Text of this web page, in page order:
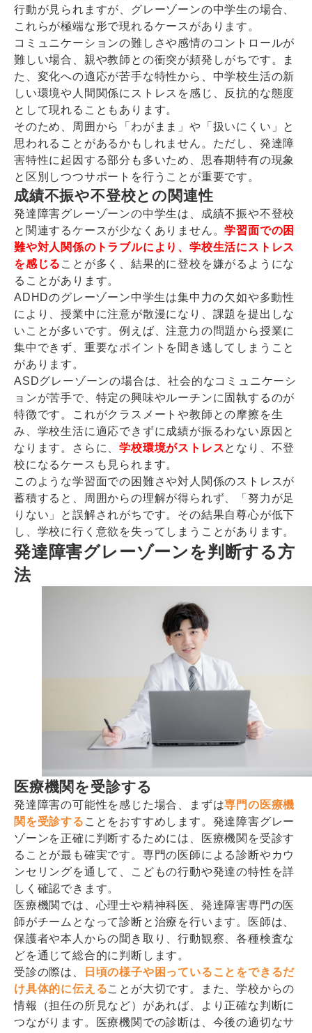
行動が見られますが、グレーゾーンの中学生の場合、
これらが極端な形で現れるケースがあります。
コミュニケーションの難しさや感情のコントロールが
難しい場合、親や教師との衝突が頻発しがちです。ま
た、変化への適応が苦手な特性から、中学校生活の新
しい環境や人間関係にストレスを感じ、反抗的な態度
として現れることもあります。
そのため、周囲から「わがまま」や「扱いにくい」と
思われることがあるかもしれません。ただし、発達障
害特性に起因する部分も多いため、思春期特有の現象
と区別しつつサポートを行うことが重要です。
成績不振や不登校との関連性
発達障害グレーゾーンの中学生は、成績不振や不登校
と関連するケースが少なくありません。学習面での困
難や対人関係のトラブルにより、学校生活にストレス
を感じる ことが多く、結果的に登校を嫌がるようにな
ることがあります。
ADHDのグレーゾーン中学生は集中力の欠如や多動性
により、授業中に注意が散漫になり、課題を提出しな
いことが多いです。例えば、注意力の問題から授業に
集中できず、重要なポイントを聞き逃してしまうこと
があります。
ASDグレーゾーンの場合は、社会的なコミュニケーシ
ョンが苦手で、特定の興味やルーチンに固執するのが
特徴です。これがクラスメートや教師との摩擦を生
み、学校生活に適応できずに成績が振るわない原因と
なります。さらに、学校環境がストレスとなり、不登
校になるケースも見られます。
このような学習面での困難さや対人関係のストレスが
蓄積すると、周囲からの理解が得られず、「努力が足
りない」と誤解されがちです。その結果自尊心が低下
し、学校に行く意欲を失ってしまうことがあります。
発達障害グレーゾーンを判断する方
法
医療機関を受診する
発達障害の可能性を感じた場合、まずは専門の医療機
関を受診する ことをおすすめします。発達障害グレー
ゾーンを正確に判断するためには、医療機関を受診す
ることが最も確実です。専門の医師による診断やカウ
ンセリングを通して、こどもの行動や発達の特性を詳
しく確認できます。
医療機関では、心理士や精神科医、発達障害専門の医
師がチームとなって診断と治療を行います。医師は、
保護者や本人からの聞き取り、行動観察、各種検査な
どを通じて総合的に判断します。
受診の際は、
日頃の様子や困っていることをできるだ
け具体的に伝えることが大切です。また、学校からの
情報（担任の所見など）があれば、より正確な判断に
つながります。医療機関での診断は、今後の適切なサ